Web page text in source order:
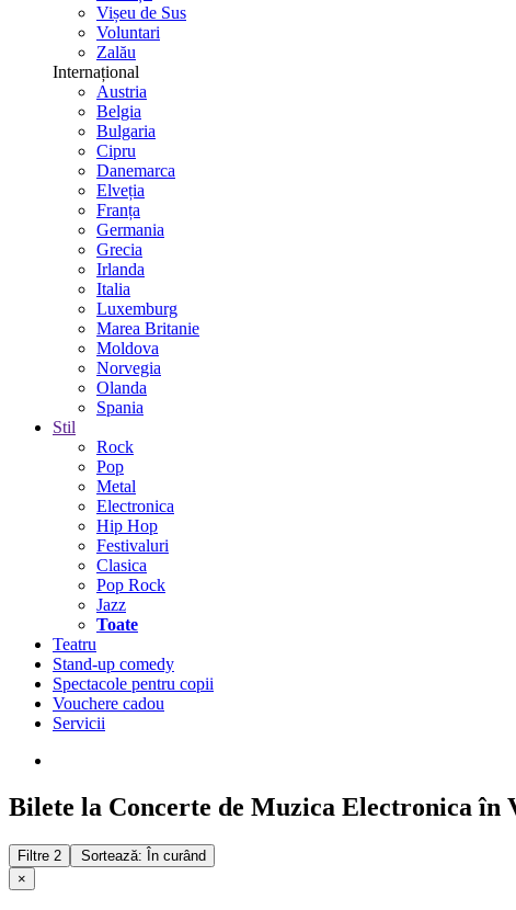
Vișeu de Sus
Voluntari
Zalău
Internațional
Austria
Belgia
Bulgaria
Cipru
Danemarca
Elveția
Franța
Germania
Grecia
Irlanda
Italia
Luxemburg
Marea Britanie
Moldova
Norvegia
Olanda
Spania
Stil
Rock
Pop
Metal
Electronica
Hip Hop
Festivaluri
Clasica
Pop Rock
Jazz
Toate
Teatru
Stand-up comedy
Spectacole pentru copii
Vouchere cadou
Servicii
Bilete la Concerte de Muzica Electronica în
Filtre 2
Sortează: În curând
×